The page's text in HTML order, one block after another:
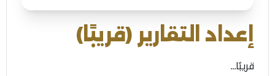
إعداد التقارير (قريبًا)
قريبًا...